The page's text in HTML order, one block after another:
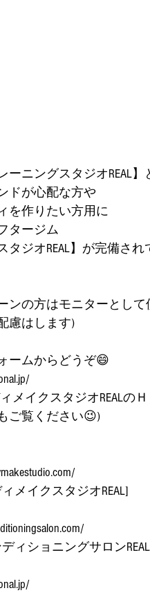
ーニングスタジオREAL
ドが心配な方や
を作りたい方用に
タージム
タジオREAL】が完備さ
ンの方はモニターとし
慮はします)
ームからどうぞ😄
メイクスタジオREALの
ご覧ください😉)
メイクスタジオREAL]
ィショニングサロン